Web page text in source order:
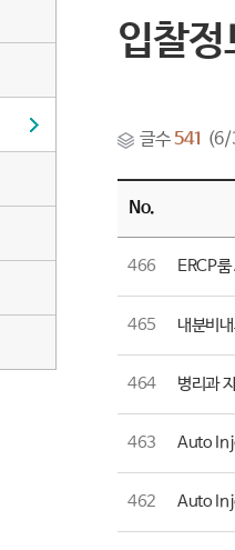
입찰정
글수541 (6/
No.
466 ERCP
465 내분비
464 병리과
463 Auto
462 Auto